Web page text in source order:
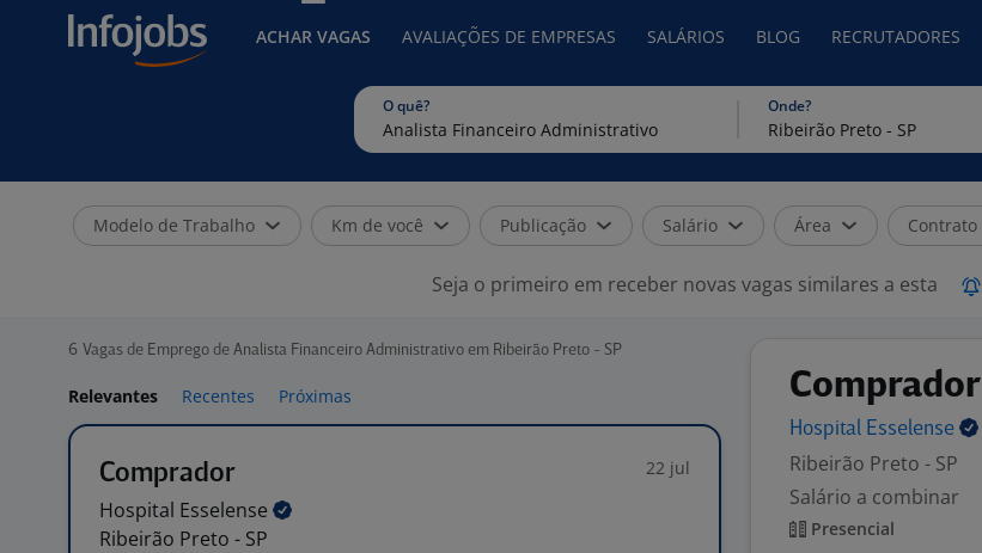
ACHAR VAGAS AVALIAÇÕES DE EMPRESAS SALÁRIOS BLOG RECRUTADORES
O quê? Onde?
Modelo de Trabalho Km de você Publicação Salário Área Contrato
Seja o primeiro em receber novas vagas similares a esta
6 Vagas de Emprego de Analista Financeiro Administrativo em Ribeirão Preto - SP
Relevantes Recentes Próximas
Comprador 22 jul
Hospital Esselense
Ribeirão Preto - SP
Comprador
Hospital Esselense
Ribeirão Preto - SP
Salário a combinar
Presencial